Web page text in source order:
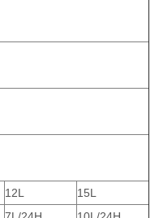
12L
15L